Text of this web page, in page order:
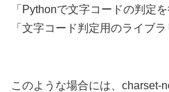
「Pythonで文字コードの判定を
「文字コード判定用のライブ
このような場合には、charset-